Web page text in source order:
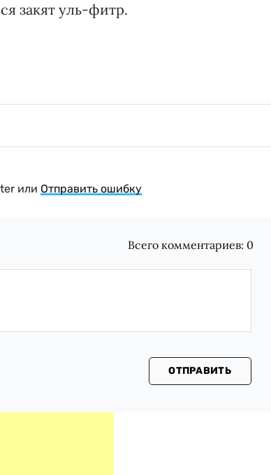
закят уль-фитр.
или Отправить ошибку
Всего комментариев: 0
ОТПРАВИТЬ